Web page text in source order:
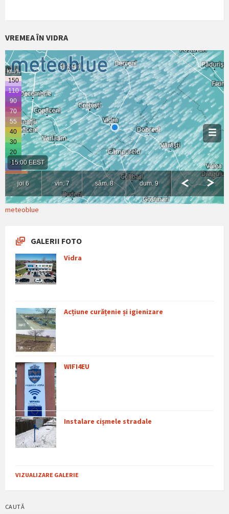
VREMEA ÎN VIDRA
meteoblue
GALERII FOTO
Vidra
Acțiune curățenie și igienizare
WIFI4EU
Instalare cișmele stradale
VIZUALIZARE GALERIE
CAUTĂ